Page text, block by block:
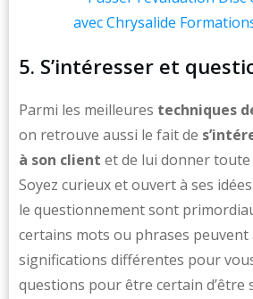
5. S’intéresser et
Parmi les meilleures techniques
on retrouve aussi le fait de
à son client et de lui donner
Soyez curieux et ouvert à ses
le questionnement sont
certains mots ou phrases peuvent
significations différentes pour
questions pour être certain d’être